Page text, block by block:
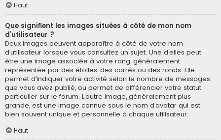
Haut
Que signifient les images situées à côté de mon nom
d’utilisateur ?
Deux images peuvent apparaître à côté de votre nom
d’utilisateur lorsque vous consultez un sujet. Une d’elles peut
être une image associée à votre rang, généralement
représentée par des étoiles, des carrés ou des ronds. Elle
permet d’indiquer votre activité selon le nombre de messages
que vous avez publié, ou permet de différencier votre statut
particulier sur le forum. L’autre image, généralement plus
grande, est une image connue sous le nom d’avatar qui est
bien souvent unique et personnelle à chaque utilisateur.
Haut